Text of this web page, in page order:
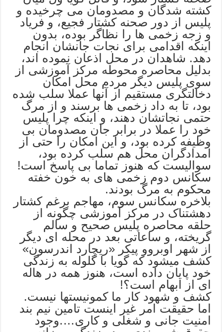
کشته شدگان و مصدومان می چرخیده و
پلیس از دور صحنه کشتار فجیع، و فریاد
و زجه زخمی ها را نظاگر بوده، بدون
اینکه اقدامی برای نجات جانشان انجام
دهد. شاهدان در محل اذعان نموده اند،
بدلیل محاصره محوطه مرکز آموزشی از
سوی پلیس دیگر مردم محل امکان
دخالتگری مستقیم از آنها عملا سلب شده
بود، تا به داد زخمی ها برسند و از مرگ
حتمی نجاتشان دهند، و اینکه چرا پلیس
خود را عملا در برابر جان مصدومان بی
وظیفه کرده بود، و این امکان را حتی از
امدادگران محل هم سلب کرده بود،
سوالیست که هنوز تماما بی پاسخ است!
سکانس دوم زخمی های به خون خفته
محکوم به مرگ بودند.
بلاخره سکانس سوم، مهاجم برغم کشتار
دهشتناک در مرکز آموزشی چگونه از
حلقه محاصره پلیس صحیح و سالم
گریخته، و ساعاتی بعد در محله ای دیگر
از شهر اوبروو پیکر «ریچارد اندرسون»
کشف میشود که گویا با گلوله به زندگی
خود پایان داده است، هنوز همه در هاله
ای از ابهام است؟!
کشف و شهود کار ما کمونیستها نیست.
اما حقیقت امر غیر اینست تامین نیم بند
امنیت جانی و شغلی و کاری….وجود